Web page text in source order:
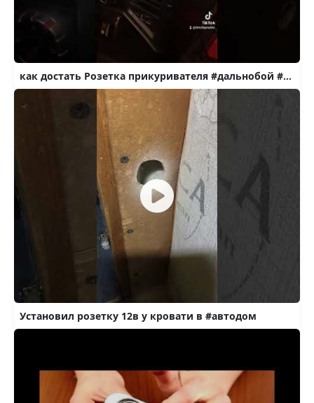
как достать Розетка прикуривателя #дальнобой #deutschland #прикуриватель #мерседес #актрос
Установил розетку 12в у кровати в #автодом